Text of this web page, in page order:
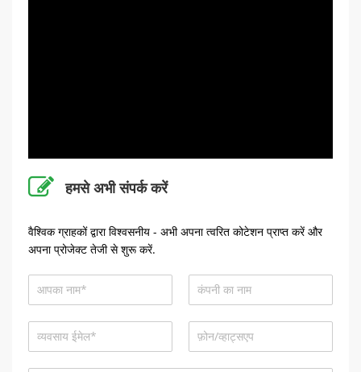
हमसे अभी संपर्क करें
वैश्विक ग्राहकों द्वारा विश्वसनीय - अभी अपना त्वरित कोटेशन प्राप्त करें और
अपना प्रोजेक्ट तेजी से शुरू करें.